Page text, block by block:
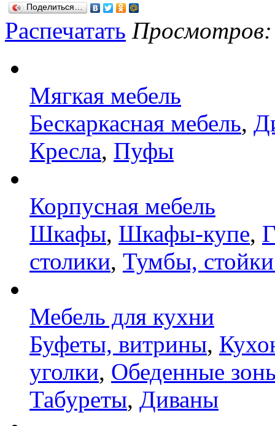
Поделиться…
Распечатать Просмотров:
Мягкая мебель
Бескаркасная мебель,
Кресла, Пуфы
Корпусная мебель
Шкафы, Шкафы-купе,
столики, Тумбы,
Мебель для кухни
Буфеты, витрины,
уголки, Обеденные
Табуреты, Диваны